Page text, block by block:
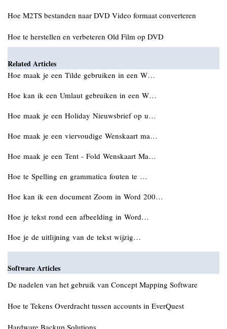
Hoe M2TS bestanden naar DVD Video formaat converteren
Hoe te herstellen en verbeteren Old Film op DVD
Related Articles
Hoe maak je een Tilde gebruiken in een W…
Hoe kan ik een Umlaut gebruiken in een W…
Hoe maak je een Holiday Nieuwsbrief op u…
Hoe maak je een viervoudige Wenskaart ma…
Hoe maak je een Tent - Fold Wenskaart Ma…
Hoe te Spelling en grammatica fouten te …
Hoe kan ik een document Zoom in Word 200…
Hoe je tekst rond een afbeelding in Word…
Hoe je de uitlijning van de tekst wijzig…
Software Articles
De nadelen van het gebruik van Concept Mapping Software
Hoe te Tekens Overdracht tussen accounts in EverQuest
Hardware Backup Solutions